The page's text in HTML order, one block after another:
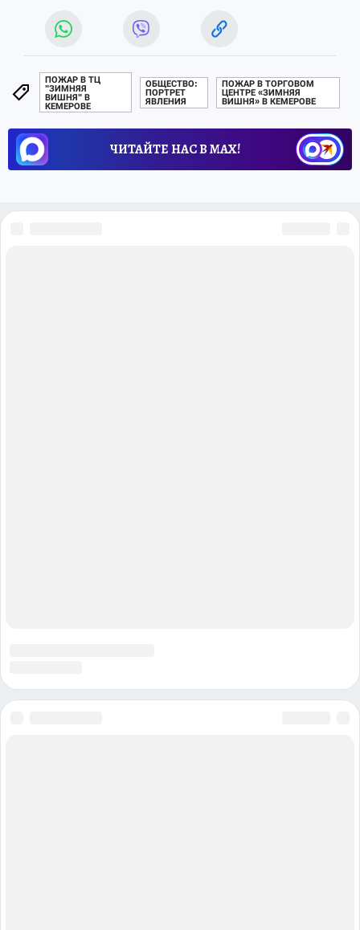
ПОЖАР В ТЦ
"ЗИМНЯЯ
ВИШНЯ" В
КЕМЕРОВЕ
ОБЩЕСТВО:
ПОРТРЕТ
ЯВЛЕНИЯ
ПОЖАР В ТОРГОВОМ
ЦЕНТРЕ «ЗИМНЯЯ
ВИШНЯ» В КЕМЕРОВЕ
ЧИТАЙТЕ НАС В МАХ!